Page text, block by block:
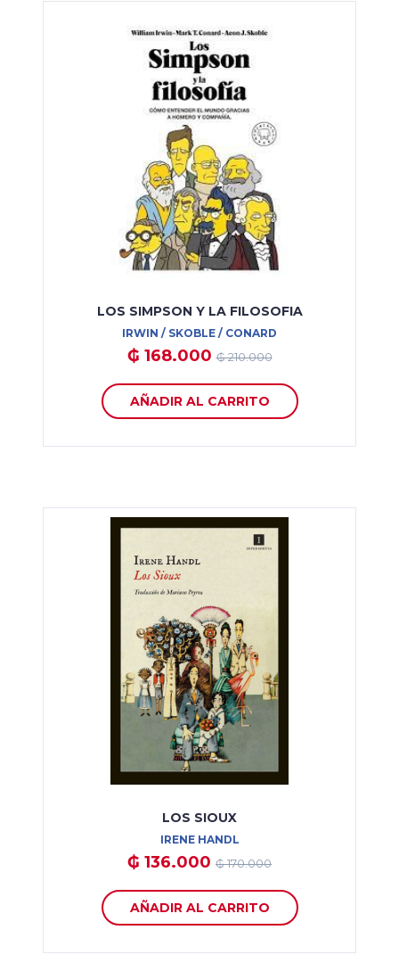
LOS SIMPSON Y LA FILOSOFIA
IRWIN / SKOBLE / CONARD
₲ 168.000₲ 210.000
AÑADIR AL CARRITO
LOS SIOUX
IRENE HANDL
₲ 136.000 ₲ 170.000
AÑADIR AL CARRITO